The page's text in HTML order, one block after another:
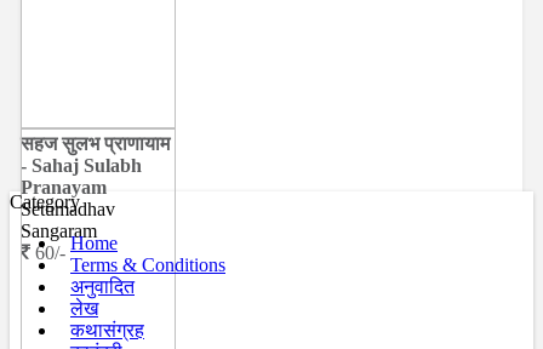
सहज सुलभ प्राणायाम
- Sahaj Sulabh
Pranayam
Setumadhav
Sangaram
60/-
Category
Home
Terms & Conditions
अनुवादित
लेख
कथासंग्रह